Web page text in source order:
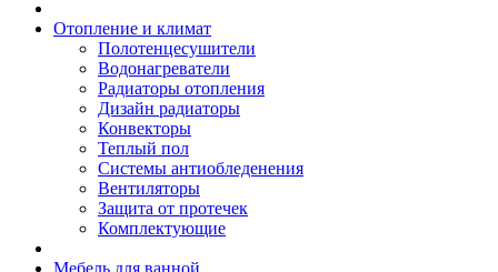
Отопление и климат
Полотенцесушители
Водонагреватели
Радиаторы отопления
Дизайн радиаторы
Конвекторы
Теплый пол
Системы антиобледенения
Вентиляторы
Защита от протечек
Комплектующие